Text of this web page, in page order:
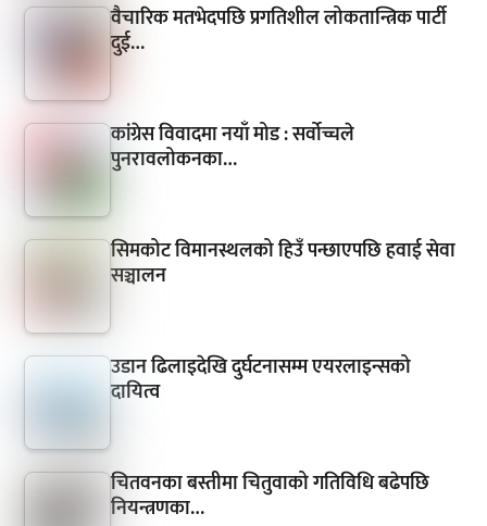
वैचारिक मतभेदपछि प्रगतिशील लोकतान्त्रिक पार्टी
दुई…
कांग्रेस विवादमा नयाँ मोड : सर्वोच्चले
पुनरावलोकनका…
सिमकोट विमानस्थलको हिउँ पन्छाएपछि हवाई सेवा
सञ्चालन
उडान ढिलाइदेखि दुर्घटनासम्म एयरलाइन्सको
दायित्व
चितवनका बस्तीमा चितुवाको गतिविधि बढेपछि
नियन्त्रणका…